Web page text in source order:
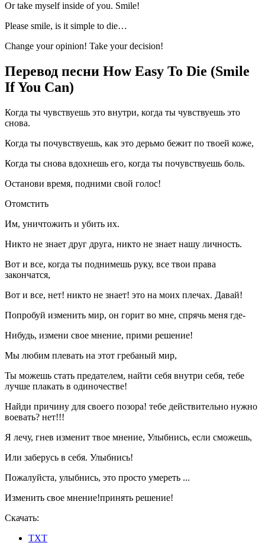
Or take myself inside of you. Smile!
Please smile, is it simple to die…
Change your opinion! Take your decision!
Перевод песни How Easy To Die (Smile
If You Can)
Когда ты чувствуешь это внутри, когда ты чувствуешь это
снова.
Когда ты почувствуешь, как это дерьмо бежит по твоей коже,
Когда ты снова вдохнешь его, когда ты почувствуешь боль.
Останови время, подними свой голос!
Отомстить
Им, уничтожить и убить их.
Никто не знает друг друга, никто не знает нашу личность.
Вот и все, когда ты поднимешь руку, все твои права
закончатся,
Вот и все, нет! никто не знает! это на моих плечах. Давай!
Попробуй изменить мир, он горит во мне, спрячь меня где-
Нибудь, измени свое мнение, прими решение!
Мы любим плевать на этот гребаный мир,
Ты можешь стать предателем, найти себя внутри себя, тебе
лучше плакать в одиночестве!
Найди причину для своего позора! тебе действительно нужно
воевать? нет!!!
Я лечу, гнев изменит твое мнение, Улыбнись, если сможешь,
Или заберусь в себя. Улыбнись!
Пожалуйста, улыбнись, это просто умереть ...
Изменить свое мнение!принять решение!
Скачать:
TXT